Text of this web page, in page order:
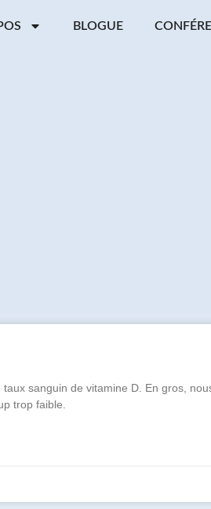
BLOGUE
sanguin de vitamine D. En gros,
trop faible.